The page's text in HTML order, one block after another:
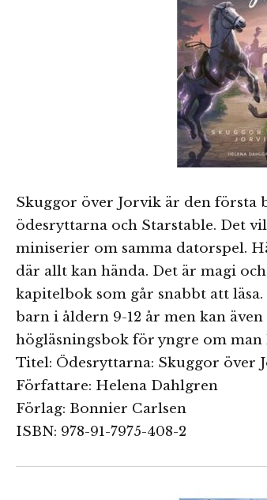
Skuggor över Jorvik är den
ödesryttarna och Starstable. Det
miniserier om samma datorspel.
där allt kan hända. Det är magi
kapitelbok som går snabbt att
barn i åldern 9-12 år men kan
högläsningsbok för yngre om man
Titel: Ödesryttarna: Skuggor över
Författare: Helena Dahlgren
Förlag: Bonnier Carlsen
ISBN: 978-91-7975-408-2